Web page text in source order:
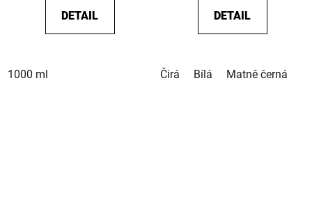
DETAIL
1000 ml
DETAIL
Čirá Bílá Matně černá